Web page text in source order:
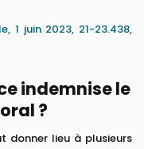
1 juin 2023, 21-23.438,
indemnise le
?
donner lieu à plusieurs